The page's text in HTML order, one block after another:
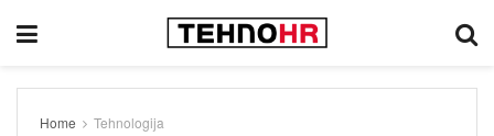
Home Tehnologija